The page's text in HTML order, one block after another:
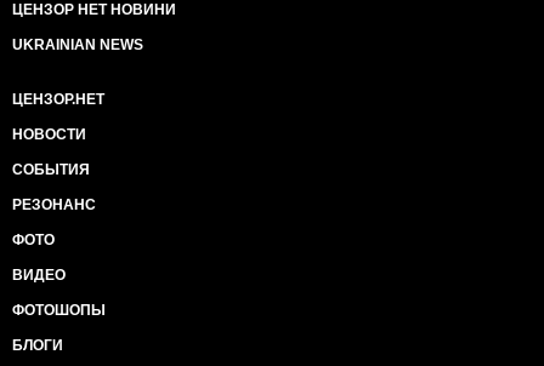
ЦЕНЗОР НЕТ НОВИНИ
UKRAINIAN NEWS
ЦЕНЗОР.НЕТ
НОВОСТИ
СОБЫТИЯ
РЕЗОНАНС
ФОТО
ВИДЕО
ФОТОШОПЫ
БЛОГИ